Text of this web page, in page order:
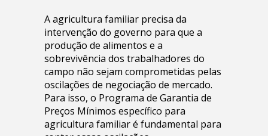
A agricultura familiar precisa da
intervenção do governo para que a
produção de alimentos e a
sobrevivência dos trabalhadores do
campo não sejam comprometidas pelas
oscilações de negociação de mercado.
Para isso, o Programa de Garantia de
Preços Mínimos específico para
agricultura familiar é fundamental para